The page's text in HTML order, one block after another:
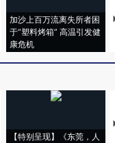
加沙上百万流离失所者困
于“塑料烤箱” 高温引发健
康危机
【特别呈现】《东莞，人